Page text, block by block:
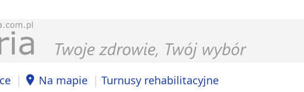
| Na mapie | Turnusy rehabilitacyjne